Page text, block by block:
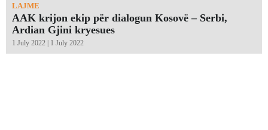
LAJME
AAK krijon ekip për dialogun Kosovë – Serbi,
Ardian Gjini kryesues
1 July 2022 | 1 July 2022